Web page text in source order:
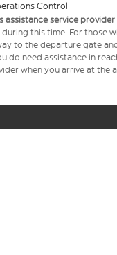
Control
service
this time. For those
to the departure gate
do need assistance in
when you arrive at the